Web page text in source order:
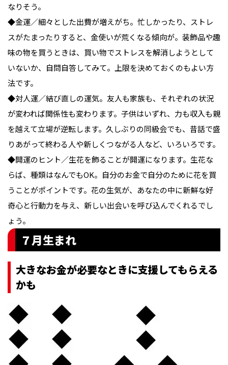
なりそう。
◆金運／細々とした出費が増えがち。忙しかったり、ストレ
スがたまったりすると、金使いが荒くなる傾向が。装飾品や趣
味の物を買うときは、買い物でストレスを解消しようとして
いないか、自問自答してみて。上限を決めておくのもよい方
法です。
◆対人運／結び直しの運気。友人も家族も、それぞれの状況
が変われば関係性も変わります。子供はいずれ、力も収入も親
を越えて立場が逆転します。久しぶりの同級会でも、昔話で盛
りあがって終わる人や新しくつながる人など、いろいろです。
◆開運のヒント／生花を飾ることが開運になります。生花な
らば、種類はなんでもOK。自分のお金で自分のために花を買
うことがポイントです。花の生気が、あなたの中に新鮮な好
奇心と行動力を与え、新しい出会いを呼び込んでくれるでし
ょう。
７月生まれ
大きなお金が必要なときに支援してもらえる
かも